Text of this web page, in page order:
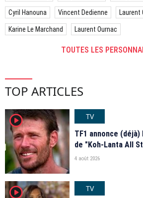
Cyril Hanouna Vincent Dedienne Laurent
Karine Le Marchand Laurent Ournac
TOUTES LES
TOP ARTICLES
player2
TV
TF1 annonce
de "Koh-Lanta All
4 août 2026
player2
TV